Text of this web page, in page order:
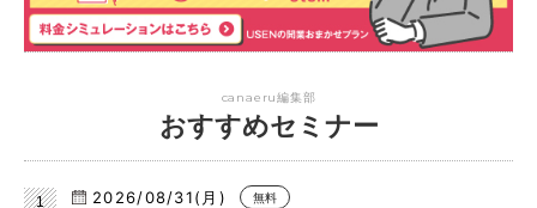
canaeru編集部
おすすめセミナー
2026/08/31(月) 無料